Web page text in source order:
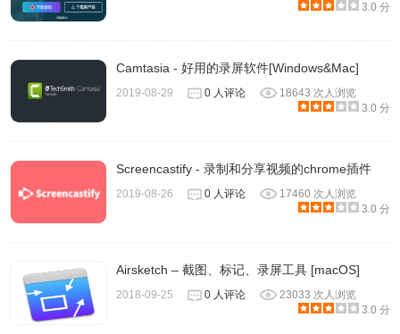
3.0 分
Camtasia - 好用的录屏软件[Windows&Mac]
2019-08-29 0 人评论
18643 次人浏览
3.0 分
Screencastify - 录制和分享视频的chrome插件
2019-08-26 0 人评论
17460 次人浏览
3.0 分
Airsketch – 截图、标记、录屏工具 [macOS]
2018-09-25 0 人评论
23033 次人浏览
3.0 分